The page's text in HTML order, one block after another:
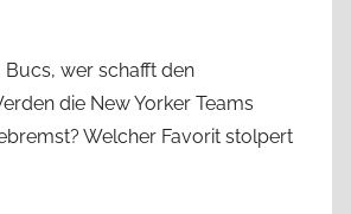
Bucs, wer schafft den
die New Yorker Teams
Welcher Favorit stolpert